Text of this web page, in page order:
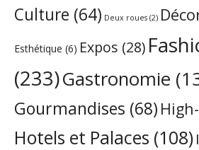
Culture (64) Deux roues (2)
Esthétique (6) Expos (28)
(233)Gastronomie
Gourmandises (68)
Hotels et Palaces (108)